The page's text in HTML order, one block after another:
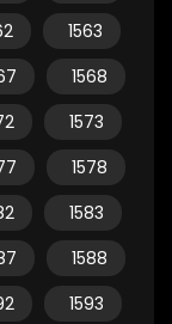
1563
1568
1573
1578
1583
1588
1593